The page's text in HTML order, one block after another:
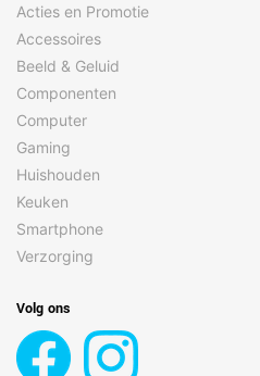
Acties en Promotie
Accessoires
Beeld & Geluid
Componenten
Computer
Gaming
Huishouden
Keuken
Smartphone
Verzorging
Volg ons